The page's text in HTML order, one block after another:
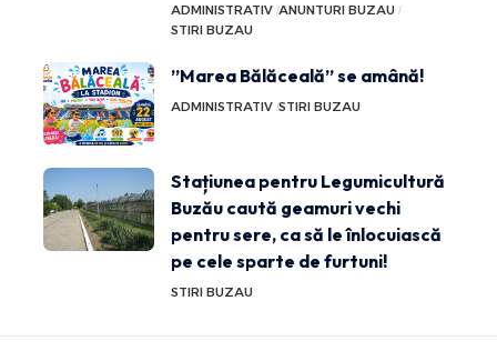
ADMINISTRATIV ANUNTURI BUZAU
STIRI BUZAU
”Marea Bălăceală” se amână!
ADMINISTRATIV STIRI BUZAU
Stațiunea pentru Legumicultură
Buzău caută geamuri vechi
pentru sere, ca să le înlocuiască
pe cele sparte de furtuni!
STIRI BUZAU